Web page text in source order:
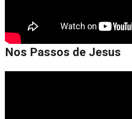
Nos Passos de Jesus